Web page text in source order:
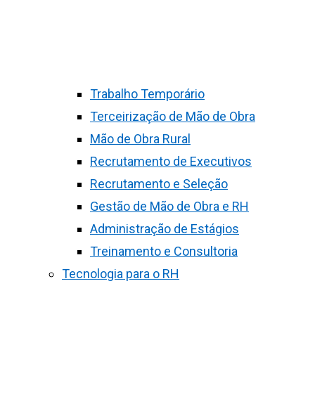
Trabalho Temporário
Terceirização de Mão de Obra
Mão de Obra Rural
Recrutamento de Executivos
Recrutamento e Seleção
Gestão de Mão de Obra e RH
Administração de Estágios
Treinamento e Consultoria
Tecnologia para o RH